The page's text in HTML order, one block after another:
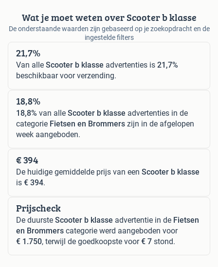
Wat je moet weten over Scooter b klasse
De onderstaande waarden zijn gebaseerd op je zoekopdracht en de
ingestelde filters
21,7%
Van alle Scooter b klasse advertenties is 21,7%
beschikbaar voor verzending.
18,8%
18,8% van alle Scooter b klasse advertenties in de
categorie Fietsen en Brommers zijn in de afgelopen
week aangeboden.
€ 394
De huidige gemiddelde prijs van een Scooter b klasse
is € 394.
Prijscheck
De duurste Scooter b klasse advertentie in de Fietsen
en Brommers categorie werd aangeboden voor
€ 1.750, terwijl de goedkoopste voor€ 7 stond.